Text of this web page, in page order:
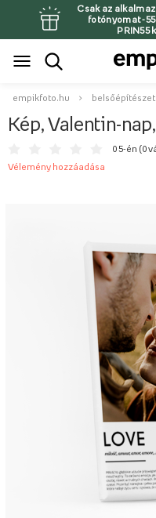
Csak az
fotónyomat -
PRIN55
empikfoto.hu belsőépítészet
Kép, Valentin-
0 5-én (0
Vélemény hozzáadása